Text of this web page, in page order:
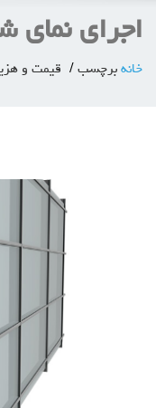
اجرای نمای
خانه برچسب قیمت و